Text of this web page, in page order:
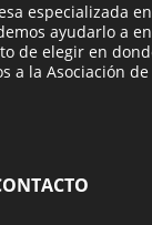
especializada
ayudarlo a
de elegir en
a la Asociación